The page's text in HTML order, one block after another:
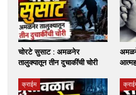
चोरटे सुसाट : अमळनेर
तालुक्यातून तीन दुचाकींची चोरी
क्राईम